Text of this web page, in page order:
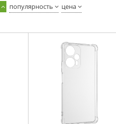
популярность цена